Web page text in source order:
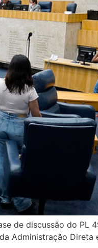
de discussão do PL
Administração Direta